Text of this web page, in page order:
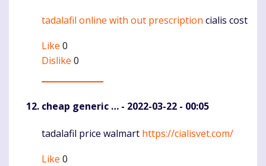
Komentaras
tadalafil online with out prescription cialis cost
Like 0
Dislike 0
cheap generic … - 2022-03-22 - 00:05
Komentaras
tadalafil price walmart https://cialisvet.com/
Like 0